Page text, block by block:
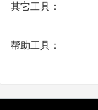
其它工具：
帮助工具：